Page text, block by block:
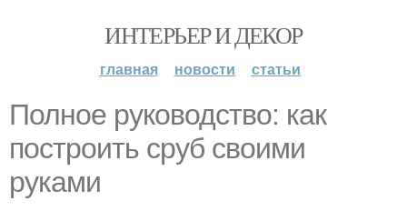
ИНТЕРЬЕР И ДЕКОР
главная новости статьи
Полное руководство: как
построить сруб своими
руками